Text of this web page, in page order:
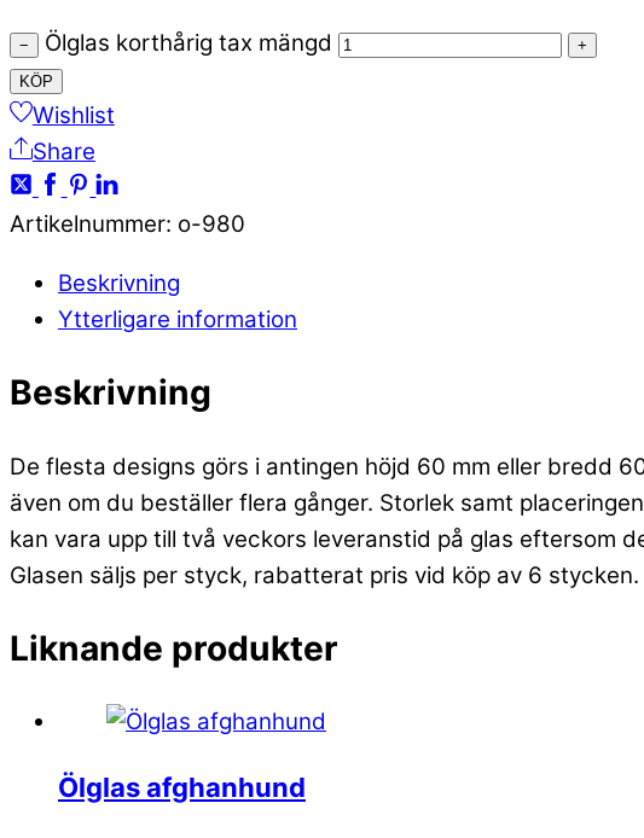
− Ölglas korthårig tax mängd
+
KÖP
Wishlist
Share
Artikelnummer: o-980
Beskrivning
Ytterligare information
Beskrivning
De flesta designs görs i antingen höjd 60 mm eller bredd
även om du beställer flera gånger. Storlek samt
kan vara upp till två veckors leveranstid på glas eftersom
Glasen säljs per styck, rabatterat pris vid köp av 6 stycken.
Liknande produkter
Ölglas afghanhund